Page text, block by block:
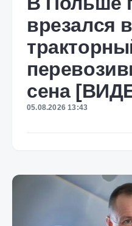
врезался в
сена
05.08.2026 13:43